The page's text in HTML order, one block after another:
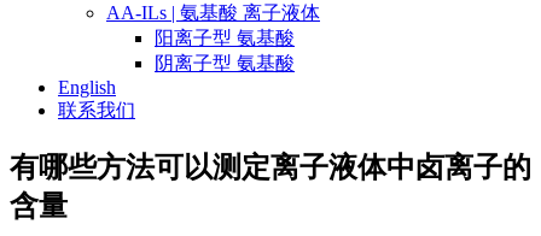
AA-ILs | 氨基酸 离子液体
阳离子型 氨基酸
阴离子型 氨基酸
English
联系我们
有哪些方法可以测定离子液体中卤离子的
含量